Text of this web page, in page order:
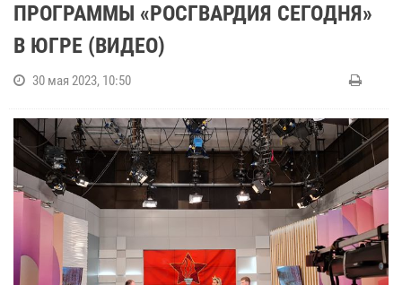
ПРОГРАММЫ «РОСГВАРДИЯ СЕГОДНЯ»
В ЮГРЕ (ВИДЕО)
30 мая 2023, 10:50